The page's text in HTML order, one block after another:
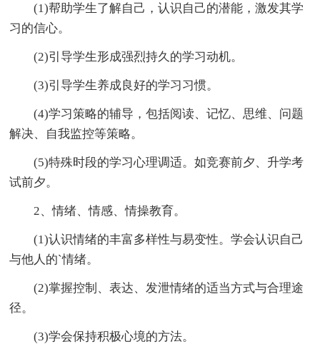
(1)帮助学生了解自己，认识自己的潜能，激发其学
习的信心。
(2)引导学生形成强烈持久的学习动机。
(3)引导学生养成良好的学习习惯。
(4)学习策略的辅导，包括阅读、记忆、思维、问题
解决、自我监控等策略。
(5)特殊时段的学习心理调适。如竞赛前夕、升学考
试前夕。
2、情绪、情感、情操教育。
(1)认识情绪的丰富多样性与易变性。学会认识自己
与他人的`情绪。
(2)掌握控制、表达、发泄情绪的适当方式与合理途
径。
(3)学会保持积极心境的方法。